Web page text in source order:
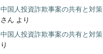
中国人投資詐欺事案の共有と対策
さん より
中国人投資詐欺事案の共有と対策
り